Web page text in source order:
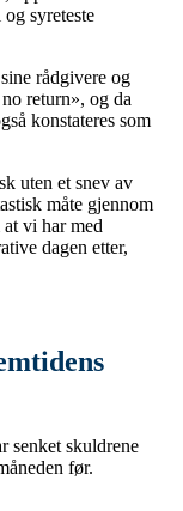
og syreteste
rådgivere og
return», og da
konstateres som
uten et snev av
måte gjennom
vi har med
dagen etter,
senket skuldrene
før.